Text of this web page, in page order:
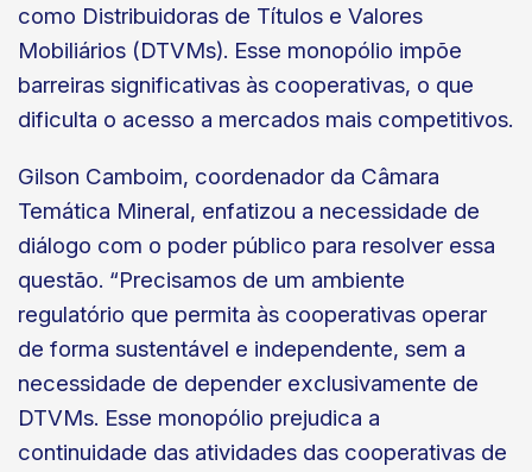
como Distribuidoras de Títulos e Valores
Mobiliários (DTVMs). Esse monopólio impõe
barreiras significativas às cooperativas, o que
dificulta o acesso a mercados mais competitivos.
Gilson Camboim, coordenador da Câmara
Temática Mineral, enfatizou a necessidade de
diálogo com o poder público para resolver essa
questão. “Precisamos de um ambiente
regulatório que permita às cooperativas operar
de forma sustentável e independente, sem a
necessidade de depender exclusivamente de
DTVMs. Esse monopólio prejudica a
continuidade das atividades das cooperativas de